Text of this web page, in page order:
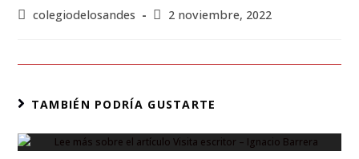
colegiodelosandes 2 noviembre, 2022
TAMBIÉN PODRÍA GUSTARTE